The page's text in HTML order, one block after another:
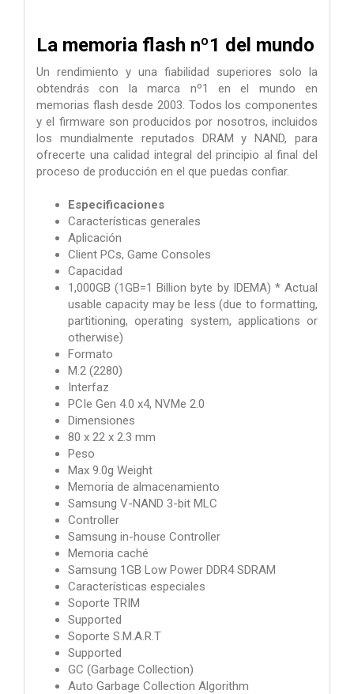
La memoria flash nº1 del mundo
Un rendimiento y una fiabilidad superiores solo la
obtendrás con la marca nº1 en el mundo en
memorias flash desde 2003. Todos los componentes
y el firmware son producidos por nosotros, incluidos
los mundialmente reputados DRAM y NAND, para
ofrecerte una calidad integral del principio al final del
proceso de producción en el que puedas confiar.
Especificaciones
Características generales
Aplicación
Client PCs, Game Consoles
Capacidad
1,000GB (1GB=1 Billion byte by IDEMA) * Actual
usable capacity may be less (due to formatting,
partitioning, operating system, applications or
otherwise)
Formato
M.2 (2280)
Interfaz
PCIe Gen 4.0 x4, NVMe 2.0
Dimensiones
80 x 22 x 2.3 mm
Peso
Max 9.0g Weight
Memoria de almacenamiento
Samsung V-NAND 3-bit MLC
Controller
Samsung in-house Controller
Memoria caché
Samsung 1GB Low Power DDR4 SDRAM
Características especiales
Soporte TRIM
Supported
Soporte S.M.A.R.T
Supported
GC (Garbage Collection)
Auto Garbage Collection Algorithm